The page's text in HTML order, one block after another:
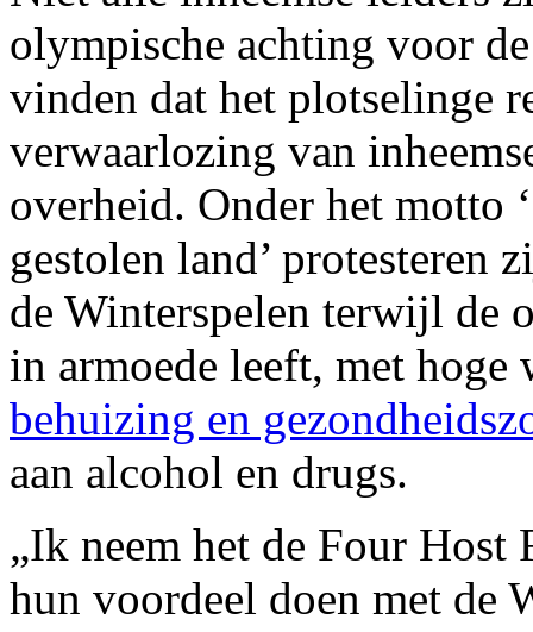
olympische achting voor
vinden dat het plotselinge
verwaarlozing van
overheid. Onder het motto
gestolen land’ protesteren
de Winterspelen terwijl de
in armoede leeft, met
behuizing en
aan alcohol en drugs.
„Ik neem het de Four
hun voordeel doen met de